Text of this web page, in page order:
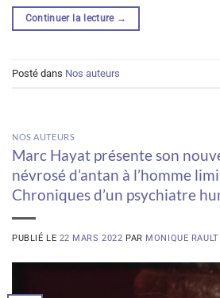
Continuer la lecture →
Posté dans Nos auteurs
NOS AUTEURS
Marc Hayat présente son
névrosé d’antan à l’homme
Chroniques d’un psychiatre
PUBLIÉ LE 22 MARS 2022 PAR MONIQUE RAULT